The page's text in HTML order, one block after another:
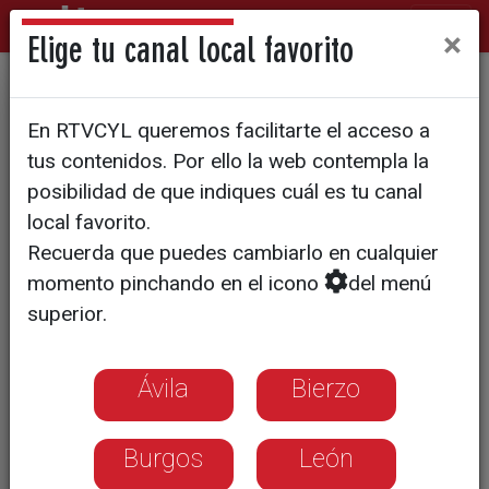
El plan de relevo
generacional permite
mantener 57
establecimientos rurales
Elige tu canal local favorito ×
En RTVCYL queremos facilitarte el acceso a
tus contenidos. Por ello la web contempla la
posibilidad de que indiques cuál es tu canal
local favorito.
Recuerda que puedes cambiarlo en cualquier
momento pinchando en el icono
del menú
superior.
Ávila Bierzo
Burgos León